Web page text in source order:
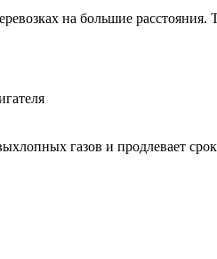
на большие
газов и продлевает